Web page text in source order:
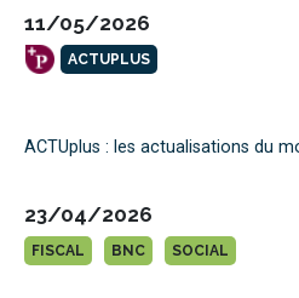
11/05/2026
ACTUPLUS
ACTUplus : les actualisations du
23/04/2026
FISCAL BNC SOCIAL